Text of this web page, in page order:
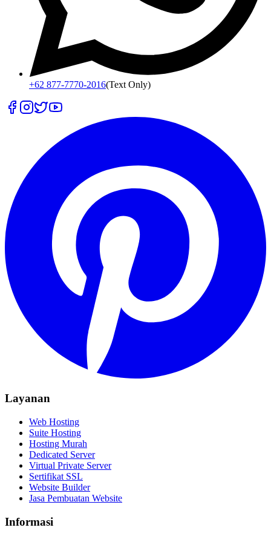
+62 877-7770-2016(Text Only)
Layanan
Web Hosting
Suite Hosting
Hosting Murah
Dedicated Server
Virtual Private Server
Sertifikat SSL
Website Builder
Jasa Pembuatan Website
Informasi